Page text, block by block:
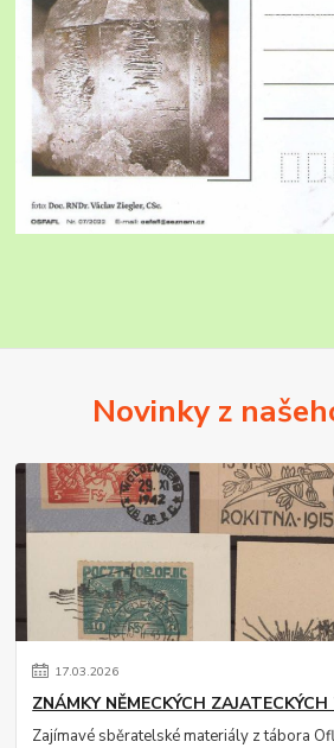
Novinky z
17.03.2026
ZNÁMKY NĚMECKÝCH
Zajímavé sběratelské materiály z tábora